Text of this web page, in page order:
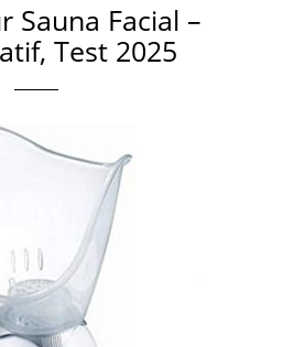
Sauna Facial –
Test 2025